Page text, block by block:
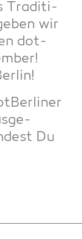
Tra­di­ti­
wir
dot­
Du